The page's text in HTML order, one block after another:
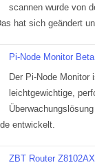
scannen wurde von
hat sich geändert
Pi-Node Monitor Beta
Der Pi-Node Monitor
leichtgewichtige,
entwickelt.
ZBT Router